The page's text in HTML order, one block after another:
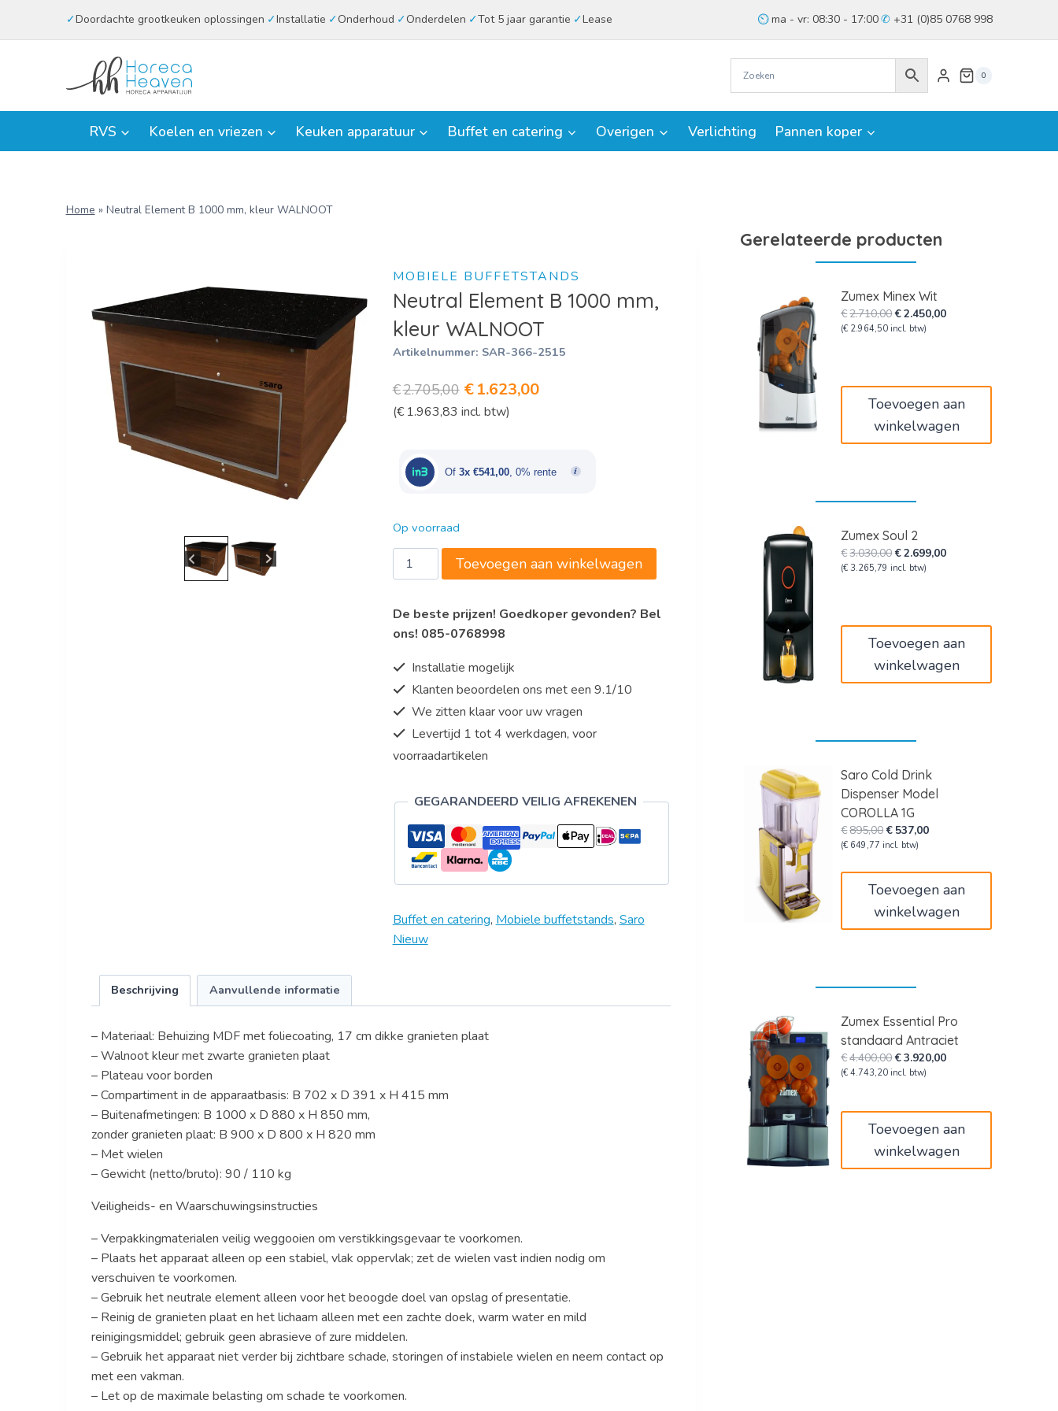
Doordachte grootkeuken oplossingen Installatie Onderhoud Onderdelen Tot 5 jaar garantie Lease ma - vr: 08:30 - 17:00 +31 (0)85 0768 998
0
RVS Koelen en vriezen Keuken apparatuur Buffet en catering Overigen Verlichting Pannen koper
Home » Neutral Element B 1000 mm, kleur WALNOOT
MOBIELE BUFFETSTANDS
Neutral Element B 1000 mm,
kleur WALNOOT
Artikelnummer: SAR-366-2515
€2.705,00 Oorspronkelijke
prijs
€2.705,00.
€ 1.623,00Huidige
€1.623,00.
(€ 1.963,83 incl. btw)
Of 3x €541,00, 0% rente
Op voorraad
Neutral
Element
1000
mm,
WALNOOT
aantal
Toevoegen aan winkelwagen
De beste prijzen! Goedkoper gevonden? Bel
ons! 085-0768998
Installatie mogelijk
Klanten beoordelen ons met een 9.1/10
We zitten klaar voor uw vragen
Levertijd 1 tot 4 werkdagen, voor
voorraadartikelen
GEGARANDEERD VEILIG AFREKENEN
Buffet en catering, Mobiele buffetstands, Saro
Nieuw
Beschrijving Aanvullende informatie
– Materiaal: Behuizing MDF met foliecoating, 17 cm dikke granieten plaat
– Walnoot kleur met zwarte granieten plaat
– Plateau voor borden
– Compartiment in de apparaatbasis: B 702 x D 391 x H 415 mm
– Buitenafmetingen: B 1000 x D 880 x H 850 mm,
zonder granieten plaat: B 900 x D 800 x H 820 mm
– Met wielen
– Gewicht (netto/bruto): 90 / 110 kg
Veiligheids- en Waarschuwingsinstructies
– Verpakkingmaterialen veilig weggooien om verstikkingsgevaar te voorkomen.
– Plaats het apparaat alleen op een stabiel, vlak oppervlak; zet de wielen vast indien nodig om
verschuiven te voorkomen.
– Gebruik het neutrale element alleen voor het beoogde doel van opslag of presentatie.
– Reinig de granieten plaat en het lichaam alleen met een zachte doek, warm water en mild
reinigingsmiddel; gebruik geen abrasieve of zure middelen.
– Gebruik het apparaat niet verder bij zichtbare schade, storingen of instabiele wielen en neem contact op
met een vakman.
– Let op de maximale belasting om schade te voorkomen.
Gerelateerde producten
Zumex Minex Wit
€2.710,00Oorspronkelijke
prijs
€2.450,00Huidige
(€ 2.964,50 incl. btw)
Toevoegen aan
winkelwagen
Zumex Soul 2
€3.030,00Oorspronkelijke
prijs
€2.699,00Huidige
(€ 3.265,79 incl. btw)
Toevoegen aan
winkelwagen
Saro Cold Drink
Dispenser Model
COROLLA 1G
€895,00Oorspronkelijke
prijs
€ 537,00Huidige
(€ 649,77 incl. btw)
Toevoegen aan
winkelwagen
Zumex Essential Pro
standaard Antraciet
€4.400,00Oorspronkelijke
prijs
€3.920,00Huidige
(€ 4.743,20 incl. btw)
Toevoegen aan
winkelwagen